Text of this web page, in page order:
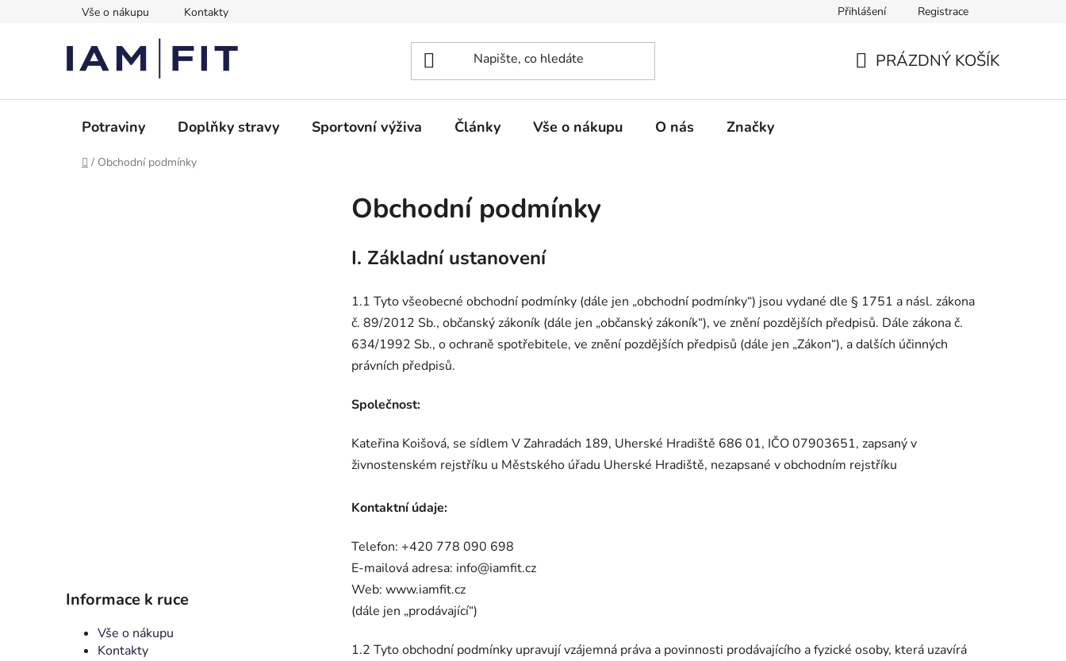
Vše o nákupu Kontakty Přihlášení Registrace
PRÁZDNÝ KOŠÍK
Potraviny Doplňky stravy Sportovní výživa Články Vše o nákupu O nás Značky
Domů
/ Obchodní podmínky
Informace k ruce
Vše o nákupu
Kontakty
Obchodní podmínky
I. Základní ustanovení
1.1 Tyto všeobecné obchodní podmínky (dále jen „obchodní podmínky“) jsou vydané dle § 1751 a násl. zákona
č. 89/2012 Sb., občanský zákoník (dále jen „občanský zákoník“), ve znění pozdějších předpisů. Dále zákona č.
634/1992 Sb., o ochraně spotřebitele, ve znění pozdějších předpisů (dále jen „Zákon“), a dalších účinných
právních předpisů.
Společnost:
Kateřina Koišová, se sídlem V Zahradách 189, Uherské Hradiště 686 01, IČO 07903651, zapsaný v
živnostenském rejstříku u Městského úřadu Uherské Hradiště, nezapsané v obchodním rejstříku
Kontaktní údaje:
Telefon: +420 778 090 698
E-mailová adresa: info@iamfit.cz
Web: www.iamfit.cz
(dále jen „prodávající“)
1.2 Tyto obchodní podmínky upravují vzájemná práva a povinnosti prodávajícího a fyzické osoby, která uzavírá